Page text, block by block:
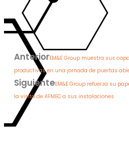
AnteriorEM&E Group muestra sus
productivas en una jornada de puertas
SiguienteEM&E Group refuerza su
la visita de AFMEC a sus instalaciones